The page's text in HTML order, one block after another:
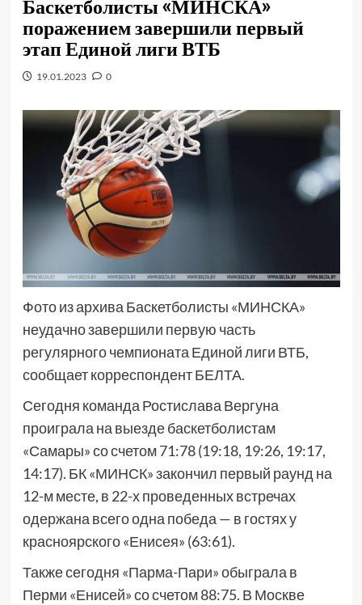
Баскетболисты «МИНСКА»
поражением завершили первый
этап Единой лиги ВТБ
19.01.2023 0
Фото из архива Баскетболисты «МИНСКА»
неудачно завершили первую часть
регулярного чемпионата Единой лиги ВТБ,
сообщает корреспондент БЕЛТА.
Сегодня команда Ростислава Вергуна
проиграла на выезде баскетболистам
«Самары» со счетом 71:78 (19:18, 19:26, 19:17,
14:17). БК «МИНСК» закончил первый раунд на
12-м месте, в 22-х проведенных встречах
одержана всего одна победа — в гостях у
красноярского «Енисея» (63:61).
Также сегодня «Парма-Пари» обыграла в
Перми «Енисей» со счетом 88:75. В Москве